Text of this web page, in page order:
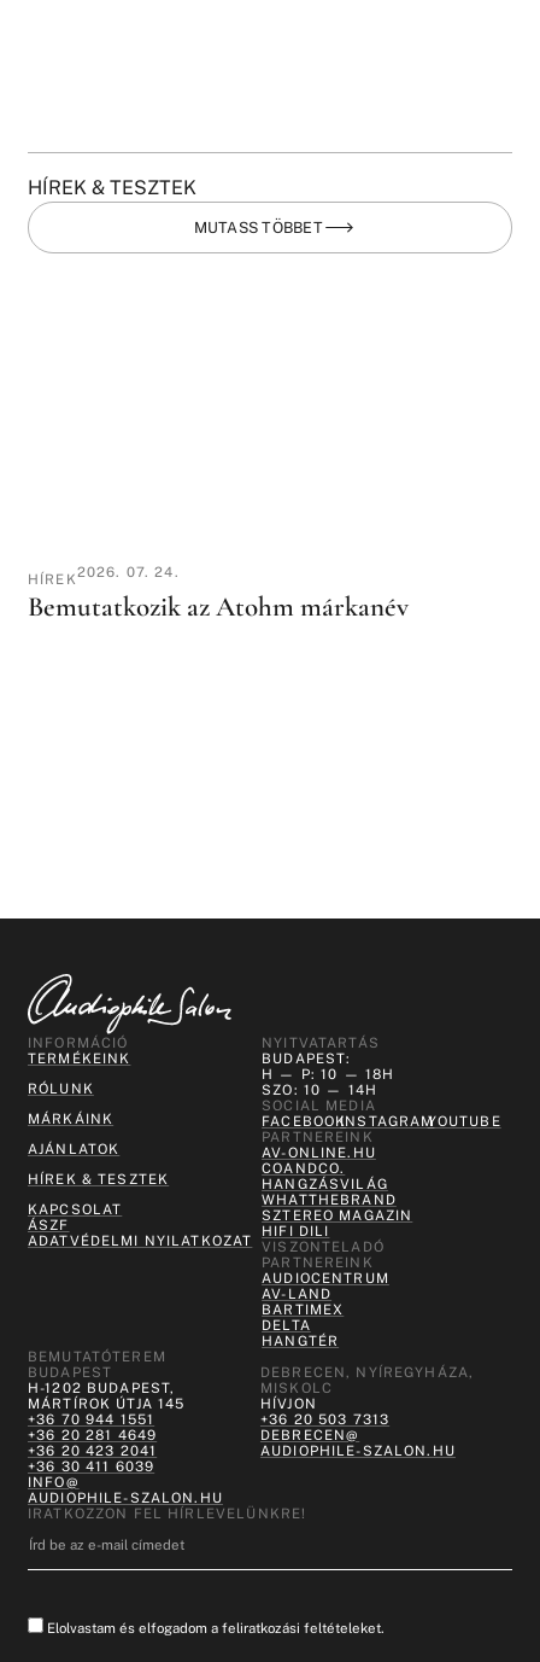
HÍREK & TESZTEK
MUTASS TÖBBET
HÍREK2026. 07. 24.
Bemutatkozik az Atohm márkanév
INFORMÁCIÓ
TERMÉKEINK
RÓLUNK
MÁRKÁINK
AJÁNLATOK
HÍREK & TESZTEK
KAPCSOLAT
ÁSZF
ADATVÉDELMI NYILATKOZAT
NYITVATARTÁS
BUDAPEST:
H — P: 10 — 18H
SZO: 10 — 14H
SOCIAL MEDIA
FACEBOOKINSTAGRAMYOUTUBE
PARTNEREINK
AV-ONLINE.HU
COANDCO.
HANGZÁSVILÁG
WHATTHEBRAND
SZTEREO MAGAZIN
HIFI DILI
VISZONTELADÓ
PARTNEREINK
AUDIOCENTRUM
AV-LAND
BARTIMEX
DELTA
HANGTÉR
BEMUTATÓTEREM
BUDAPEST
H-1202 BUDAPEST,
MÁRTÍROK ÚTJA 145
+36 70 944 1551
+36 20 281 4649
+36 20 423 2041
+36 30 411 6039
INFO@
AUDIOPHILE-SZALON.HU
DEBRECEN, NYÍREGYHÁZA,
MISKOLC
HÍVJON
+36 20 503 7313
DEBRECEN@
AUDIOPHILE-SZALON.HU
IRATKOZZON FEL HÍRLEVELÜNKRE!
Elolvastam és elfogadom a feliratkozási feltételeket.